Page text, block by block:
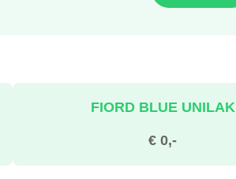
€ 0,-
FIORD BLUE UNILAK